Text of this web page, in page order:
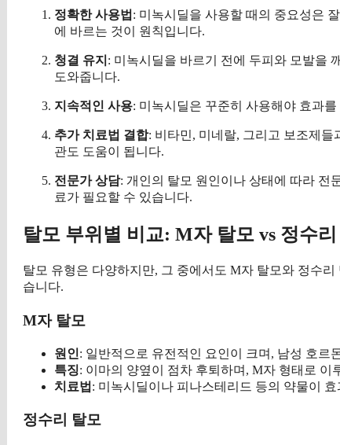
정확한 사용법 : 미녹시딜을 사용할 때의 중요성은
에 바르는 것이 원칙입니다.
청결 유지 : 미녹시딜을 바르기 전에 두피와 모발을
도와줍니다.
지속적인 사용: 미녹시딜은 꾸준히 사용해야 효과
추가 치료법 결합: 비타민, 미네랄, 그리고 보조제
관도 도움이 됩니다.
전문가 상담: 개인의 탈모 원인이나 상태에 따라 전
료가 필요할 수 있습니다.
탈모 부위별 비교: M자 탈모 vs 정수
탈모 유형은 다양하지만, 그 중에서도 M자 탈모와 정수
습니다.
M자 탈모
원인: 일반적으로 유전적인 요인이 크며, 남성 호르
특징: 이마의 양옆이 점차 후퇴하며, M자 형태로 이
치료법 : 미녹시딜이나 피나스테리드 등의 약물이
정수리 탈모